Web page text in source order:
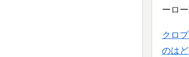
ーロ
クロ
のは